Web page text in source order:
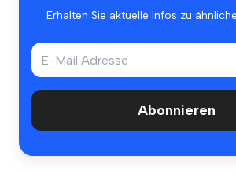
Erhalten Sie aktuelle Infos zu
Abonnieren